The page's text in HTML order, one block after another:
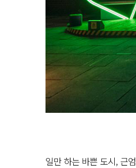
일만 하는 바쁜 도시, 근